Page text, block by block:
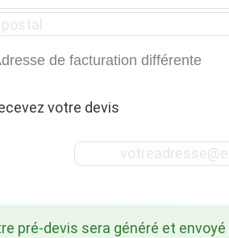
de facturation différente
votre devis
pré-devis sera généré et envoyé